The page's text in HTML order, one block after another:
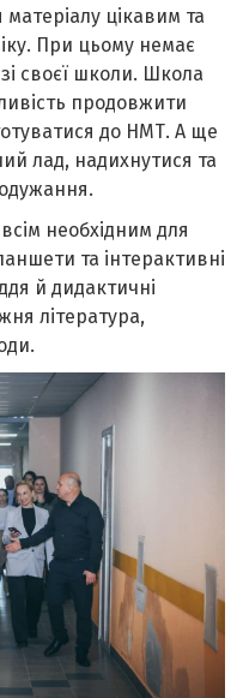
цікавим та
При цьому немає
своєї школи. Школа
продовжити
до НМТ. А ще
лад, надихнутися та
необхідним для
та інтерактивні
й дидактичні
література,